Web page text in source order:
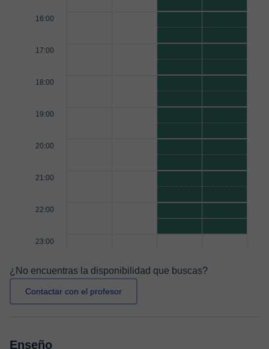
16:00
17:00
18:00
19:00
20:00
21:00
22:00
23:00
¿No encuentras la disponibilidad que buscas?
Contactar con el profesor
Enseño